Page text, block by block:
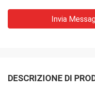
Invia
DESCRIZIONE DI